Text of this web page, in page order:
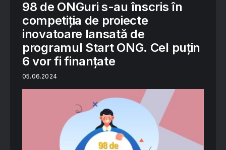
98 de ONGuri s-au înscris în
competiția de proiecte
inovatoare lansată de
programul Start ONG. Cel puțin
6 vor fi finanțate
05.06.2024